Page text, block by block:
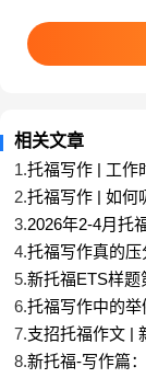
相关文章
1.托福写作 | 工作
2.托福写作 | 如何
3.2026年2-4月托
4.托福写作真的
5.新托福ETS样
6.托福写作中的
7.支招托福作文 |
8.新托福-写作篇